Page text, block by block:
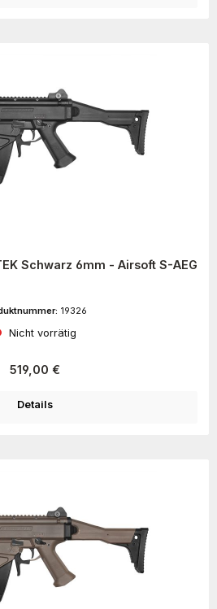
Schwarz 6mm - Airsoft S-AEG
19326
Nicht vorrätig
Regulärer Preis:
519,00 €
Details